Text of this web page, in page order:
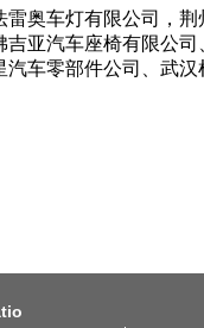
奥车灯有限公司，荆
亚汽车座椅有限公
车零部件公司、武